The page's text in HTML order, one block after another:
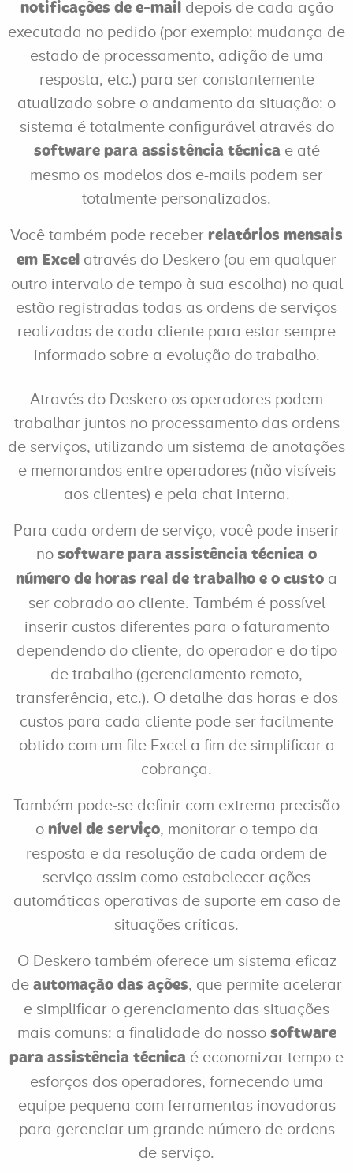
notificações de e-mail depois de cada ação
executada no pedido (por exemplo: mudança de
estado de processamento, adição de uma
resposta, etc.) para ser constantemente
atualizado sobre o andamento da situação: o
sistema é totalmente configurável através do
software para assistência técnicae até
mesmo os modelos dos e-mails podem ser
totalmente personalizados.
Você também pode receber relatórios mensais
em Excel através do Deskero (ou em qualquer
outro intervalo de tempo à sua escolha) no qual
estão registradas todas as ordens de serviços
realizadas de cada cliente para estar sempre
informado sobre a evolução do trabalho.
Através do Deskero os operadores podem
trabalhar juntos no processamento das ordens
de serviços, utilizando um sistema de anotações
e memorandos entre operadores (não visíveis
aos clientes) e pela chat interna.
Para cada ordem de serviço, você pode inserir
no software para assistência técnica o
número de horas real de trabalho e o custo a
ser cobrado ao cliente. Também é possível
inserir custos diferentes para o faturamento
dependendo do cliente, do operador e do tipo
de trabalho (gerenciamento remoto,
transferência, etc.). O detalhe das horas e dos
custos para cada cliente pode ser facilmente
obtido com um file Excel a fim de simplificar a
cobrança.
Também pode-se definir com extrema precisão
o nível de serviço, monitorar o tempo da
resposta e da resolução de cada ordem de
serviço assim como estabelecer ações
automáticas operativas de suporte em caso de
situações críticas.
O Deskero também oferece um sistema eficaz
de automação das ações, que permite acelerar
e simplificar o gerenciamento das situações
mais comuns: a finalidade do nosso software
para assistência técnica é economizar tempo e
esforços dos operadores, fornecendo uma
equipe pequena com ferramentas inovadoras
para gerenciar um grande número de ordens
de serviço.